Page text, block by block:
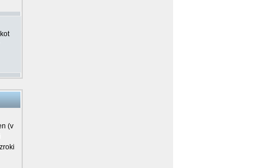
kot
(v